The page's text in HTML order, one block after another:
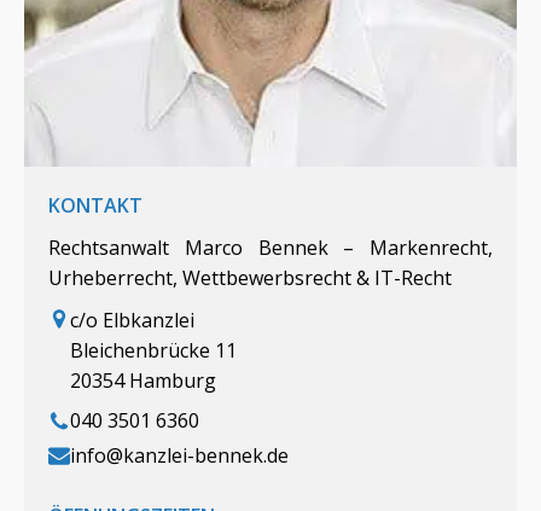
KONTAKT
Rechtsanwalt Marco Bennek – Markenrecht,
Urheberrecht, Wettbewerbsrecht & IT-Recht
c/o Elbkanzlei
Bleichenbrücke 11
20354 Hamburg
040 3501 6360
info@kanzlei-bennek.de